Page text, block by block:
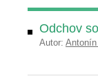
Odchov
Autor: